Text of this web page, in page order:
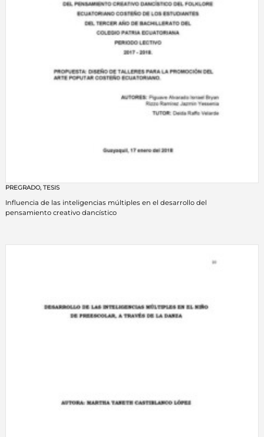
PREGRADO, TESIS
Influencia de las inteligencias múltiples en el desarrollo del
pensamiento creativo dancístico